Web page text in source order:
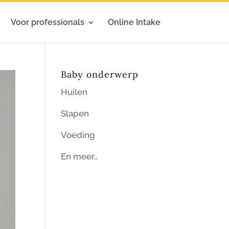
Voor professionals Online Intake
Baby onderwerp
Huilen
Slapen
Voeding
En meer…